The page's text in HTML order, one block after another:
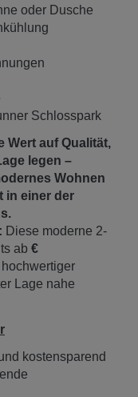
oder Dusche
Schlosspark
Wert auf Qualität,
legen –
Wohnen
in einer der
Diese moderne 2-
ab €
Lage nahe
kostensparend